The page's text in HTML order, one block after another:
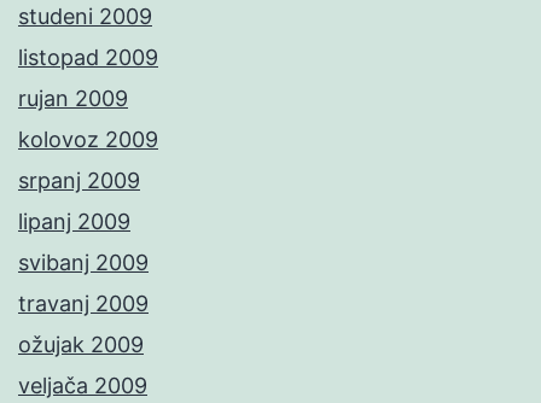
studeni 2009
listopad 2009
rujan 2009
kolovoz 2009
srpanj 2009
lipanj 2009
svibanj 2009
travanj 2009
ožujak 2009
veljača 2009